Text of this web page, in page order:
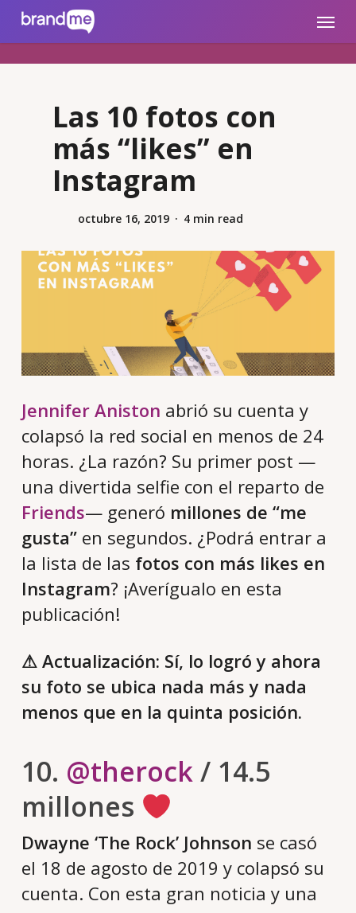
brandme.la Menu
Las 10 fotos con
más “likes” en
Instagram
octubre 16, 2019 4 min read
Jennifer Aniston abrió su cuenta y
colapsó la red social en menos de 24
horas. ¿La razón? Su primer post —
una divertida selfie con el reparto de
Friends— generó millones de “me
gusta”en segundos. ¿Podrá entrar a
la lista de las fotos con más likes en
Instagram? ¡Averígualo en esta
publicación!
⚠ Actualización: Sí, lo logró y ahora
su foto se ubica nada más y nada
menos que en la quinta posición.
10. @therock/ 14.5
millones
Dwayne ‘The Rock’ Johnson se casó
el 18 de agosto de 2019 y colapsó su
cuenta. Con esta gran noticia y una